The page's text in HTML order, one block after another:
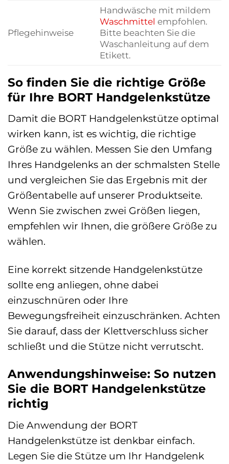
Pflegehinweise
Handwäsche mit mildem
Waschmittel empfohlen.
Bitte beachten Sie die
Waschanleitung auf dem
Etikett.
So finden Sie die richtige Größe
für Ihre BORT Handgelenkstütze
Damit die BORT Handgelenkstütze optimal
wirken kann, ist es wichtig, die richtige
Größe zu wählen. Messen Sie den Umfang
Ihres Handgelenks an der schmalsten Stelle
und vergleichen Sie das Ergebnis mit der
Größentabelle auf unserer Produktseite.
Wenn Sie zwischen zwei Größen liegen,
empfehlen wir Ihnen, die größere Größe zu
wählen.
Eine korrekt sitzende Handgelenkstütze
sollte eng anliegen, ohne dabei
einzuschnüren oder Ihre
Bewegungsfreiheit einzuschränken. Achten
Sie darauf, dass der Klettverschluss sicher
schließt und die Stütze nicht verrutscht.
Anwendungshinweise: So nutzen
Sie die BORT Handgelenkstütze
richtig
Die Anwendung der BORT
Handgelenkstütze ist denkbar einfach.
Legen Sie die Stütze um Ihr Handgelenk